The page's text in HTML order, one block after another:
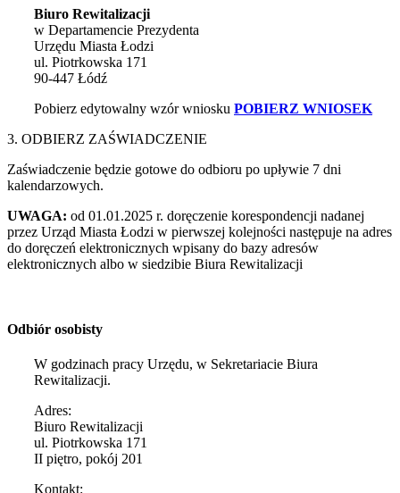
Biuro Rewitalizacji
w Departamencie Prezydenta
Urzędu Miasta Łodzi
ul. Piotrkowska 171
90-447 Łódź
Pobierz edytowalny wzór wniosku POBIERZ WNIOSEK
3. ODBIERZ ZAŚWIADCZENIE
Zaświadczenie będzie gotowe do odbioru po upływie 7 dni
kalendarzowych.
UWAGA: od 01.01.2025 r. doręczenie korespondencji nadanej
przez Urząd Miasta Łodzi w pierwszej kolejności następuje na adres
do doręczeń elektronicznych wpisany do bazy adresów
elektronicznych albo w siedzibie Biura Rewitalizacji
Odbiór osobisty
W godzinach pracy Urzędu, w Sekretariacie Biura
Rewitalizacji.
Adres:
Biuro Rewitalizacji
ul. Piotrkowska 171
II piętro, pokój 201
Kontakt: